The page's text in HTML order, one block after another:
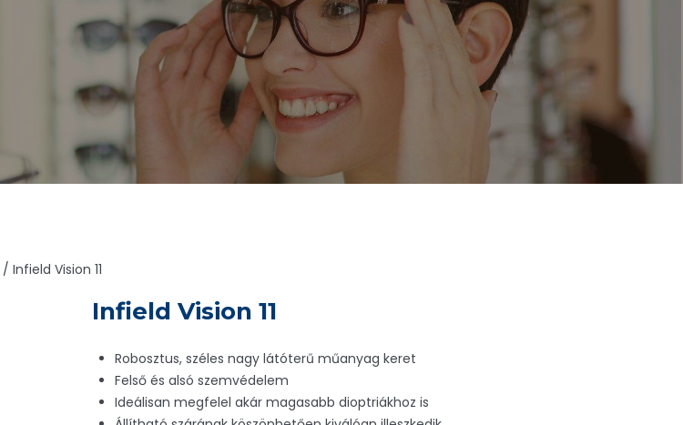
/ Infield Vision 11
Infield Vision 11
Robosztus, széles nagy látóterű műanyag keret
Felső és alsó szemvédelem
Ideálisan megfelel akár magasabb dioptriákhoz is